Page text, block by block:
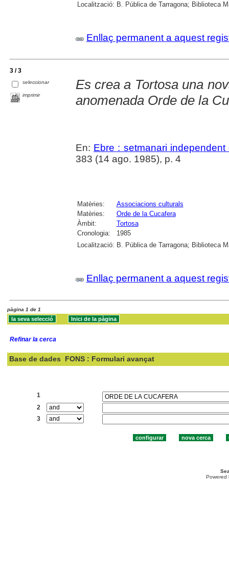
Localització: B. Pública de Tarragona; Biblioteca
Enllaç permanent a aquest
3 / 3
seleccionar
imprimir
Es crea a Tortosa una
anomenada Orde de la
En: Ebre : setmanari
383 (14 ago. 1985), p. 4
Matèries:
Associacions culturals
Matèries:
Orde de la Cucafera
Àmbit:
Tortosa
Cronologia:
1985
Localització: B. Pública de Tarragona; Biblioteca
Enllaç permanent a aquest
pàgina 1 de 1
Refinar la cerca
Base de dades FONS : Formulari avançat
1
2
3
Powered